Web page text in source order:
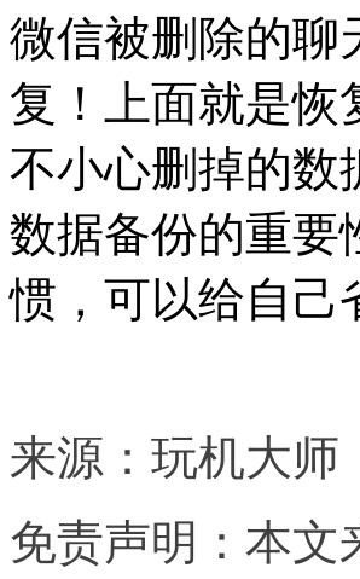
微信被删除的聊
复！上面就是恢
不小心删掉的数
数据备份的重要
惯，可以给自己
来源：玩机大师
免责声明：本文